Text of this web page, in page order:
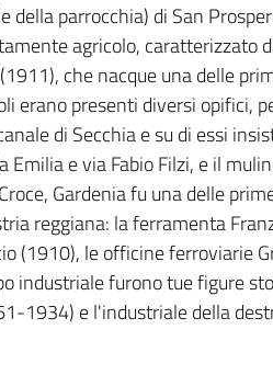
parrocchia) di San
agricolo, caratterizzato
che nacque una delle
erano presenti diversi opifici,
di Secchia e su di essi
e via Fabio Filzi, e il
Gardenia fu una delle
reggiana: la ferramenta
(1910), le officine ferroviarie
industriale furono tue figure
1934) e l'industriale della